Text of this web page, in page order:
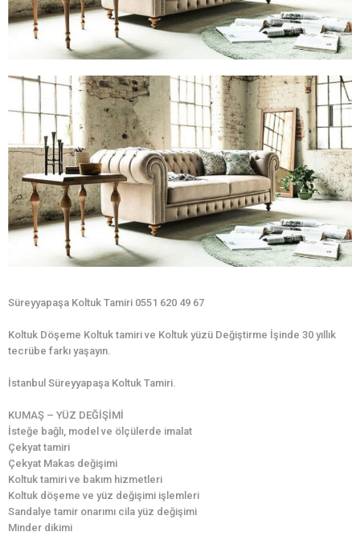
Süreyyapaşa Koltuk Tamiri 0551 620 49 67
Koltuk Döşeme Koltuk tamiri ve Koltuk yüzü Değiştirme İşinde 30 yıllık
tecrübe farkı yaşayın.
İstanbul Süreyyapaşa Koltuk Tamiri.
KUMAŞ – YÜZ DEĞİŞİMİ
İsteğe bağlı, model ve ölçülerde imalat
Çekyat tamiri
Çekyat Makas değişimi
Koltuk tamiri ve bakım hizmetleri
Koltuk döşeme ve yüz değişimi işlemleri
Sandalye tamir onarımı cila yüz değişimi
Minder dikimi